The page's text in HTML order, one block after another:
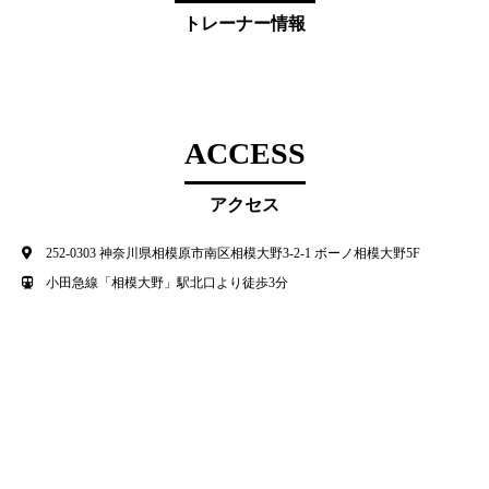
トレーナー情報
ACCESS
アクセス
252-0303 神奈川県相模原市南区相模大野3-2-1 ボーノ相模大野5F
小田急線「相模大野」駅北口より徒歩3分